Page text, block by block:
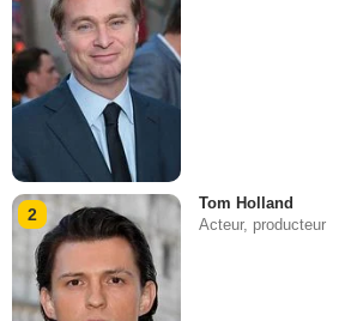
2
Tom Holland
Acteur, producteur